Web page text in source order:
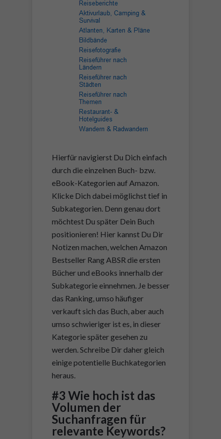
Hierfür navigierst Du Dich einfach
durch die einzelnen Buch- bzw.
eBook-Kategorien auf Amazon.
Klicke Dich dabei möglichst tief in
Subkategorien. Denn genau dort
möchtest Du später Dein Buch
positionieren! Hier kannst Du Dir
Notizen machen, welchen Amazon
Bestseller Rang ABSR die ersten
Bücher und eBooks innerhalb der
Subkategorie einnehmen. Je besser
das Ranking, umso häufiger
verkauft sich das Buch, aber auch
umso schwieriger ist es, in dieser
Kategorie später gesehen zu
werden. Schreibe Dir daher gleich
einige potentielle Buchkategorien
heraus.
#3 Wie hoch ist das
Volumen der
Suchanfragen für
relevante Keywords?